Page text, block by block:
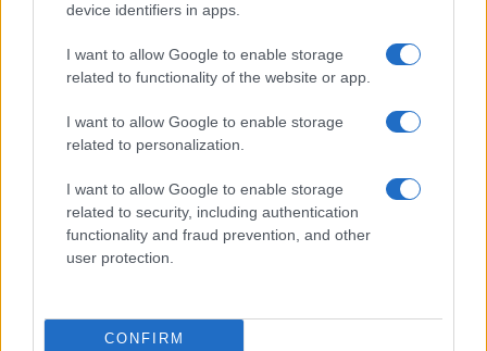
device identifiers in apps.
I want to allow Google to enable storage
related to functionality of the website or app.
I want to allow Google to enable storage
related to personalization.
I want to allow Google to enable storage
related to security, including authentication
functionality and fraud prevention, and other
user protection.
CONFIRM
ROMA BORGHESIANA Grave incidente all’alba, morto